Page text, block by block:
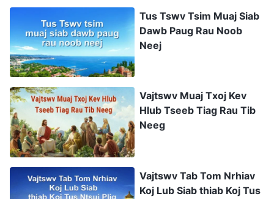
Tus Tswv Tsim Muaj Siab
Dawb Paug Rau Noob
Neej
Vajtswv Muaj Txoj Kev
Hlub Tseeb Tiag Rau Tib
Neeg
Vajtswv Tab Tom Nrhiav
Koj Lub Siab thiab Koj Tus